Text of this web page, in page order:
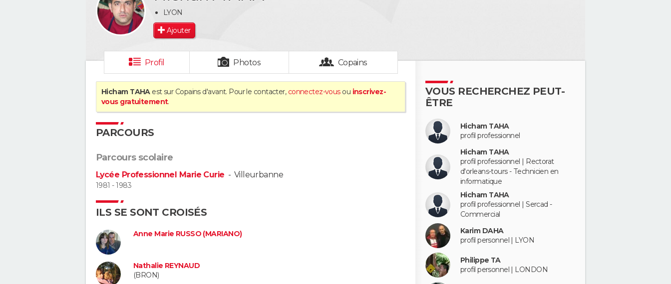
LYON
Ajouter
Profil Photos Copains
Hicham TAHAest sur Copains d'avant. Pour le contacter, connectez-vousou inscrivez-
vous gratuitement.
PARCOURS
Parcours scolaire
Lycée Professionnel Marie Curie - Villeurbanne
1981 - 1983
ILS SE SONT CROISÉS
Anne Marie RUSSO (MARIANO)
Nathalie REYNAUD
(BRON)
VOUS RECHERCHEZ PEUT-
ÊTRE
Hicham TAHA
profil professionnel
Hicham TAHA
profil professionnel | Rectorat
d'orleans-tours - Technicien en
informatique
Hicham TAHA
profil professionnel | Sercad -
Commercial
Karim DAHA
profil personnel | LYON
Philippe TA
profil personnel | LONDON